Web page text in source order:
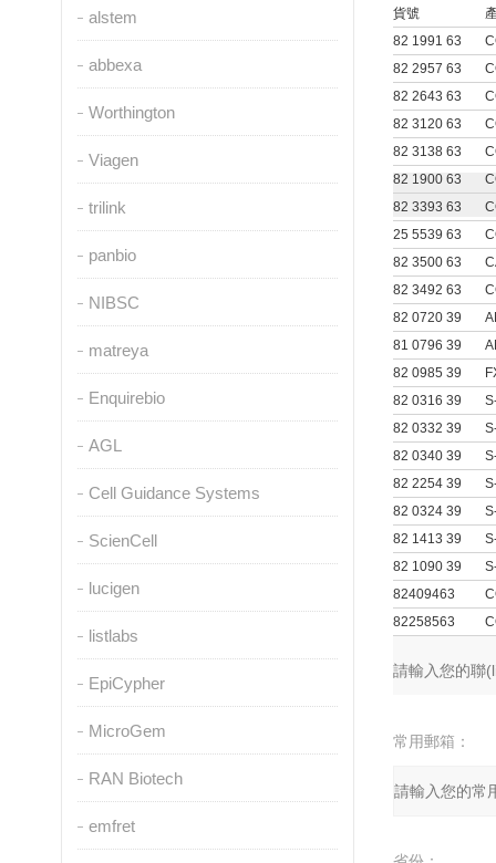
alstem
abbexa
Worthington
Viagen
trilink
panbio
NIBSC
matreya
Enquirebio
AGL
Cell Guidance Systems
ScienCell
lucigen
listlabs
EpiCypher
MicroGem
RAN Biotech
emfret
貨號
82 1991 63
82 2957 63
82 2643 63
82 3120 63
82 3138 63
82 1900 63
82 3393 63
25 5539 63
82 3500 63
82 3492 63
82 0720 39
81 0796 39
82 0985 39
82 0316 39
82 0332 39
82 0340 39
82 2254 39
82 0324 39
82 1413 39
82 1090 39
82409463
82258563
產(chǎn)品：
您的單位：
您的姓名：
聯(lián)系電話
常用郵箱：